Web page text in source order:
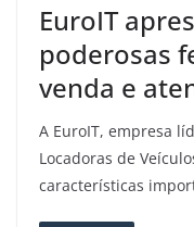
EuroIT
poderosas
venda e
A EuroIT, empresa
Locadoras de
características